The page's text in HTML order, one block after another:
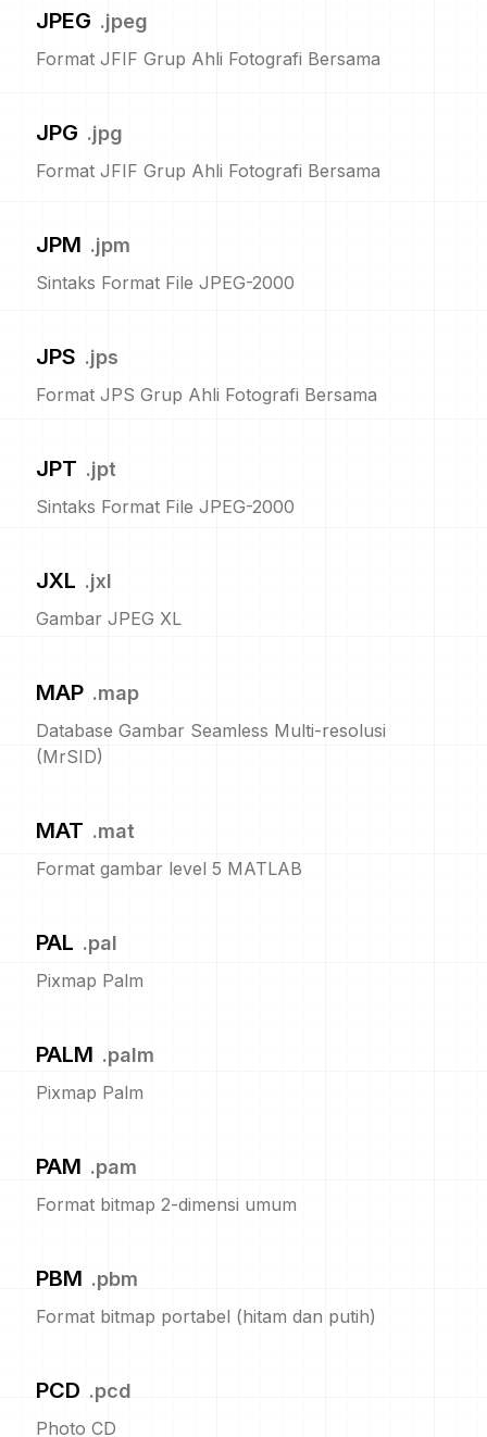
JPEG .jpeg
Format JFIF Grup Ahli Fotografi Bersama
JPG .jpg
Format JFIF Grup Ahli Fotografi Bersama
JPM .jpm
Sintaks Format File JPEG-2000
JPS .jps
Format JPS Grup Ahli Fotografi Bersama
JPT .jpt
Sintaks Format File JPEG-2000
JXL .jxl
Gambar JPEG XL
MAP .map
Database Gambar Seamless Multi-resolusi
(MrSID)
MAT .mat
Format gambar level 5 MATLAB
PAL .pal
Pixmap Palm
PALM .palm
Pixmap Palm
PAM .pam
Format bitmap 2-dimensi umum
PBM .pbm
Format bitmap portabel (hitam dan putih)
PCD .pcd
Photo CD